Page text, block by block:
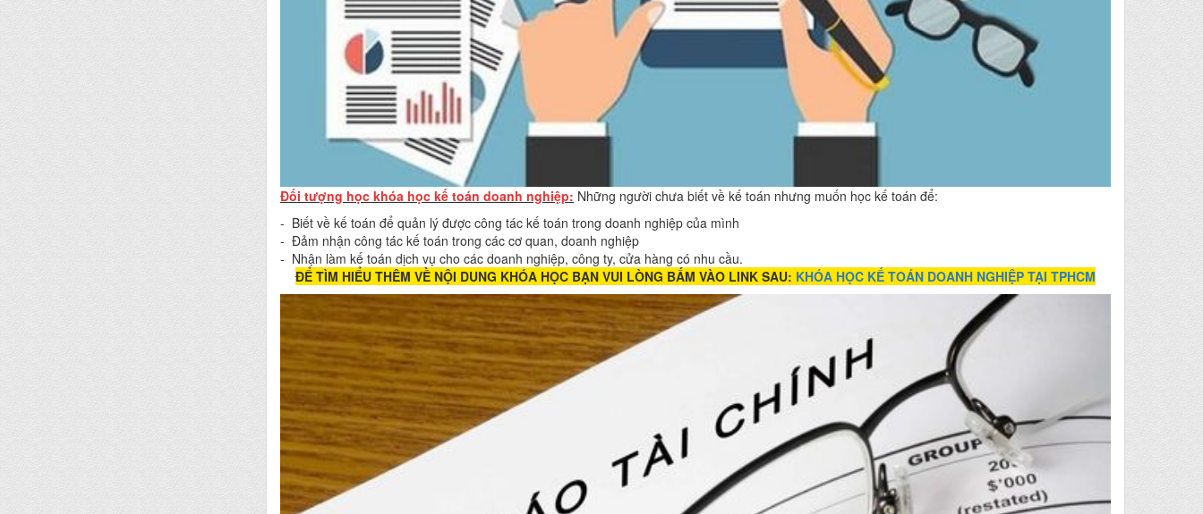
Đối tượng học khóa học kế toán doanh nghiệp: Những người chưa biết về kế toán nhưng muốn học kế toán để:
- Biết về kế toán để quản lý được công tác kế toán trong doanh nghiệp của mình
- Đảm nhận công tác kế toán trong các cơ quan, doanh nghiệp
- Nhận làm kế toán dịch vụ cho các doanh nghiệp, công ty, cửa hàng có nhu cầu.
ĐỂ TÌM HIỂU THÊM VỀ NỘI DUNG KHÓA HỌC BẠN VUI LÒNG BẤM VÀO LINK SAU: KHÓA HỌC KẾ TOÁN DOANH NGHIỆP TẠI TPHCM